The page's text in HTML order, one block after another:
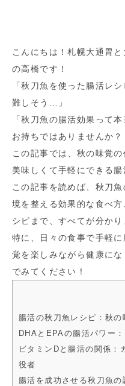
こんにちは！札幌大通胃
の高橋です！
「秋刀魚を使った腸活レ
難しそう…」
「秋刀魚の腸活効果って
お持ちではありませんか？
この記事では、秋の味覚
美味しくて手軽にできる
この記事を読めば、秋刀
境を整える効果的な食べ
シピまで、すべてが分かり
特に、日々の食事で手軽
覚を楽しみながら健康に
でみてください！
腸活の秋刀魚レシピ：秋
DHAとEPAの腸活パワー
ビタミンDと腸活の関係：
役者
腸活を成功させる秋刀魚